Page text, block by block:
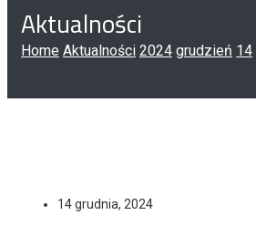
Aktualności
Home Aktualności 2024 grudzień 14
14 grudnia, 2024